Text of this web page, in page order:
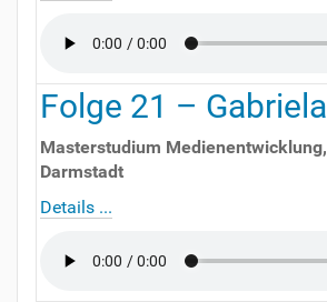
Folge 21 – Gabriela
Masterstudium Medienentwicklung,
Darmstadt
Details ...